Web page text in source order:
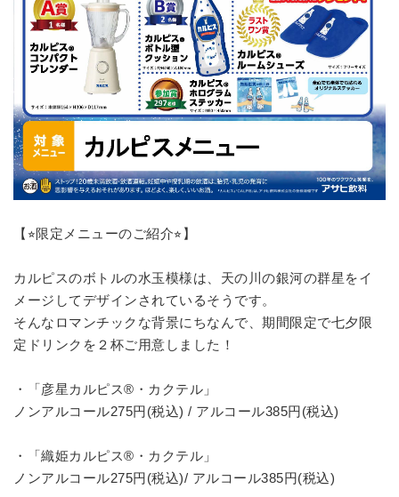
【⭐︎限定メニューのご紹介⭐︎】
カルピスのボトルの水玉模様は、天の川の銀河の群星をイ
メージしてデザインされているそうです。
そんなロマンチックな背景にちなんで、期間限定で七夕限
定ドリンクを２杯ご用意しました！
・「彦星カルピス®️・カクテル」
ノンアルコール275円(税込) / アルコール385円(税込)
・「織姫カルピス®️・カクテル」
ノンアルコール275円(税込)/ アルコール385円(税込)